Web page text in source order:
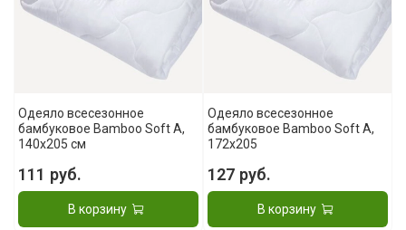
Одеяло всесезонное
бамбуковое Bamboo Soft A,
140x205 см
111 руб.
В корзину
Одеяло всесезонное
бамбуковое Bamboo Soft A,
172x205
127 руб.
В корзину